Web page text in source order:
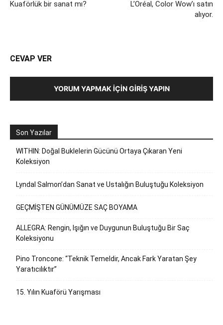
Kuaförlük bir sanat mı?
L’Oréal, Color Wow’ı satın
alıyor.
CEVAP VER
YORUM YAPMAK İÇIN GIRIŞ YAPIN
Son Yazılar
WITHIN: Doğal Buklelerin Gücünü Ortaya Çıkaran Yeni
Koleksiyon
Lyndal Salmon’dan Sanat ve Ustalığın Buluştuğu Koleksiyon
GEÇMİŞTEN GÜNÜMÜZE SAÇ BOYAMA
ALLEGRA: Rengin, Işığın ve Duygunun Buluştuğu Bir Saç
Koleksiyonu
Pino Troncone: “Teknik Temeldir, Ancak Fark Yaratan Şey
Yaratıcılıktır”
15. Yılın Kuaförü Yarışması